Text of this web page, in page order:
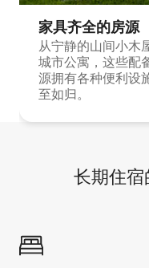
家具齐全的房源
从宁静的山间小木
城市公寓，这些配
源拥有各种便利设
至如归。
长期住